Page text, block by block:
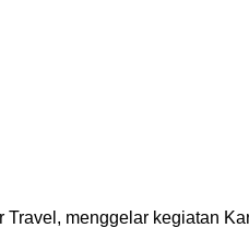
menggelar kegiatan